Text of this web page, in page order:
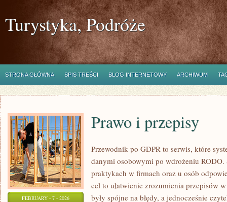
Turystyka, Podróże
STRONA GŁÓWNA SPIS TREŚCI BLOG INTERNETOWY ARCHIWUM
FEBRUARY - 7 - 2026
Prawo i przepisy
Przewodnik po GDPR to serwis, które
danymi osobowymi po wdrożeniu RODO.
praktykach w firmach oraz u osób
cel to ułatwienie zrozumienia przepisów
były spójne na błędy, a jednocześnie